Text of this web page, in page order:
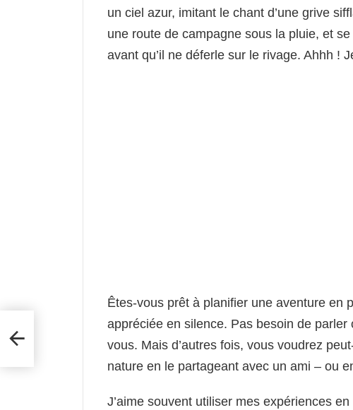
un ciel azur, imitant le chant d’une grive
une route de campagne sous la pluie, et
avant qu’il ne déferle sur le rivage. Ahhh !
Êtes-vous prêt à planifier une aventure en
appréciée en silence. Pas besoin de
vous. Mais d’autres fois, vous voudrez
nature en le partageant avec un ami – ou
J’aime souvent utiliser mes expériences